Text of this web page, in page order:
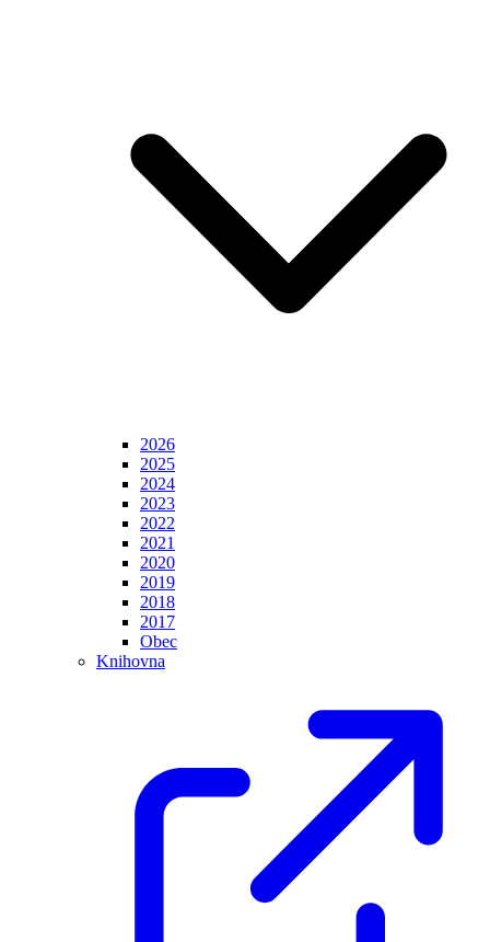
2026
2025
2024
2023
2022
2021
2020
2019
2018
2017
Obec
Knihovna